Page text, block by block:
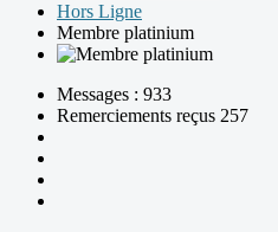
Hors Ligne
Membre platinium
Messages : 933
Remerciements reçus 257